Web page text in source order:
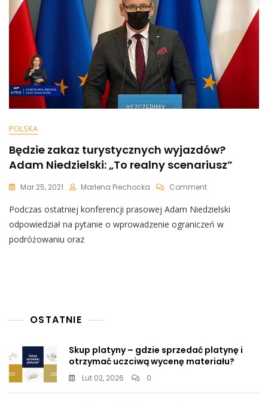
Trzeba
Być
Debilem…”
POLSKA
Będzie zakaz turystycznych wyjazdów?
Adam Niedzielski: „To realny scenariusz”
Mar 25, 2021 Marlena Piechocka CommentOn
Zakaz
Turystycznych
Podczas ostatniej konferencji prasowej Adam Niedzielski
odpowiedział na pytanie o wprowadzenie ograniczeń w
podróżowaniu oraz
OSTATNIE
Skup platyny – gdzie sprzedać platynę i
otrzymać uczciwą wycenę materiału?
Lut 02, 2026 0